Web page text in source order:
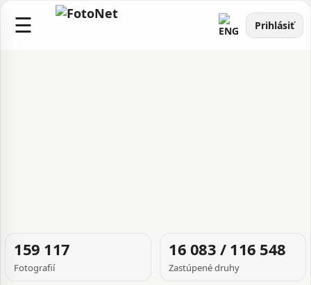
☰ Prihlásiť
FOTOGRAFIA
TÝŽDŇA
159 117
Fotografií
16 083 / 116 548
Zastúpené druhy